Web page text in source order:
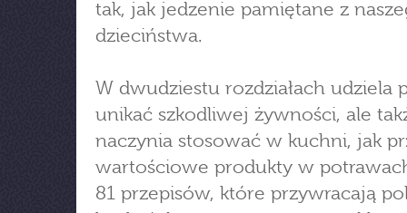
tak, jak jedzenie pamiętane z
dzieciństwa.
W dwudziestu rozdziałach udziela
unikać szkodliwej żywności, ale
naczynia stosować w kuchni, jak
wartościowe produkty w
81 przepisów, które przywracają